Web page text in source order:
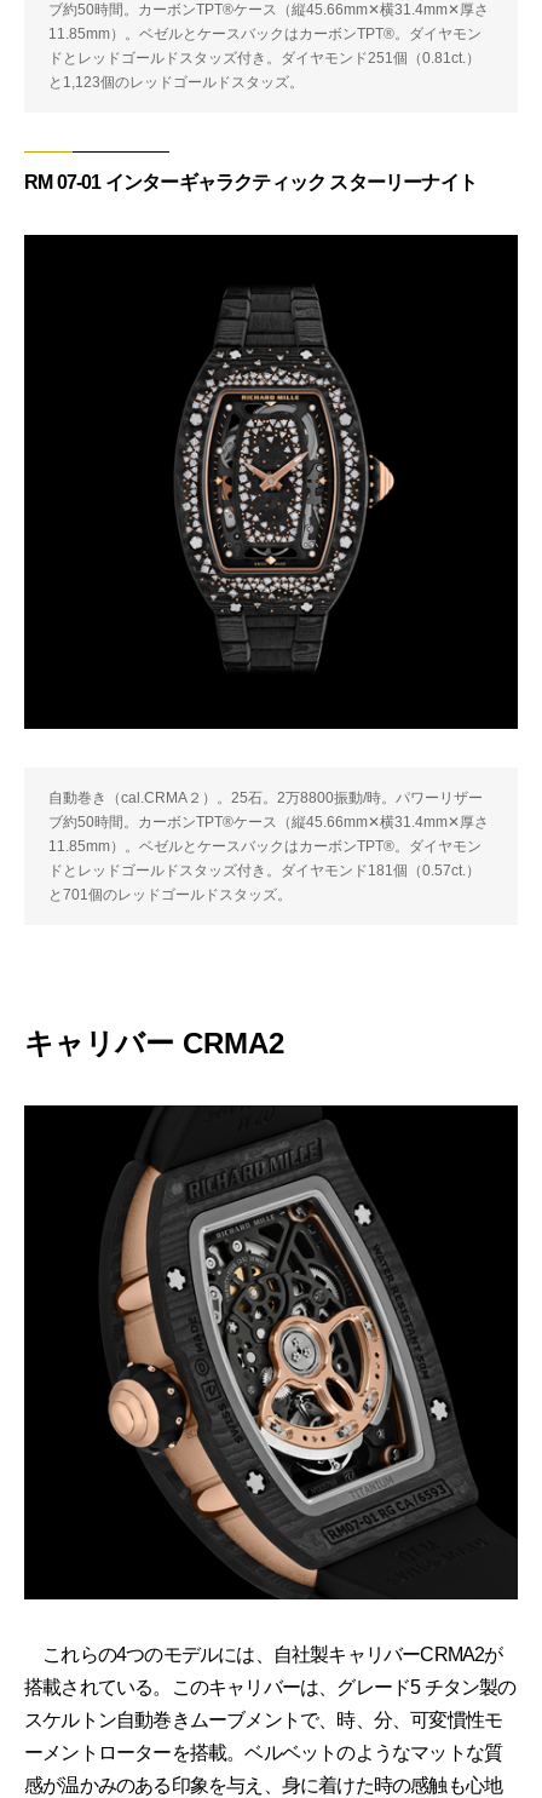
ブ約50時間。カーボンTPT®ケース（縦45.66mm✕横31.4mm✕厚さ
11.85mm）。ベゼルとケースバックはカーボンTPT®。ダイヤモン
ドとレッドゴールドスタッズ付き。ダイヤモンド251個（0.81ct.）
と1,123個のレッドゴールドスタッズ。
RM 07-01 インターギャラクティック スターリーナイト
自動巻き（cal.CRMA２）。25石。2万8800振動/時。パワーリザー
ブ約50時間。カーボンTPT®ケース（縦45.66mm✕横31.4mm✕厚さ
11.85mm）。ベゼルとケースバックはカーボンTPT®。ダイヤモン
ドとレッドゴールドスタッズ付き。ダイヤモンド181個（0.57ct.）
と701個のレッドゴールドスタッズ。
キャリバー CRMA2
これらの4つのモデルには、自社製キャリバーCRMA2が
搭載されている。このキャリバーは、グレード5 チタン製の
スケルトン自動巻きムーブメントで、時、分、可変慣性モ
ーメントローターを搭載。ベルベットのようなマットな質
感が温かみのある印象を与え、身に着けた時の感触も心地